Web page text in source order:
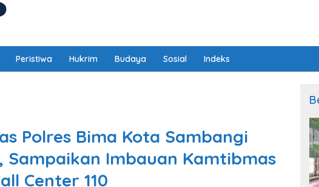
Peristiwa Hukrim Budaya Sosial Indeks
Polres Bima Kota Sambangi
Sampaikan Imbauan Kamtibmas
Center 110